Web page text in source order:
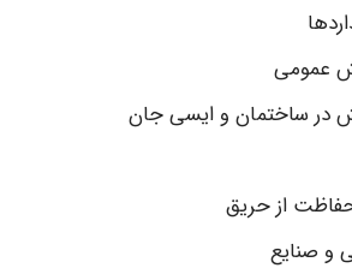
عمومی
در ساختمان و ایسی جان
از حریق
و صنایع